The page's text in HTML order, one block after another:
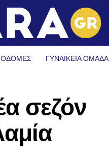
ΓΥΝΑΙΚΕΊΑ ΟΜΆΔΑ
σεζόν